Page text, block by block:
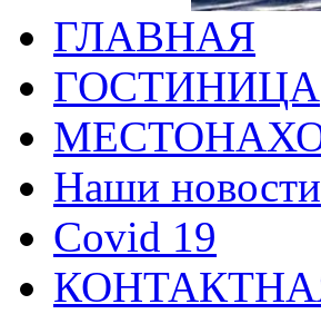
ГЛАВНАЯ
ГОСТИНИЦА
Наши новости
Covid 19